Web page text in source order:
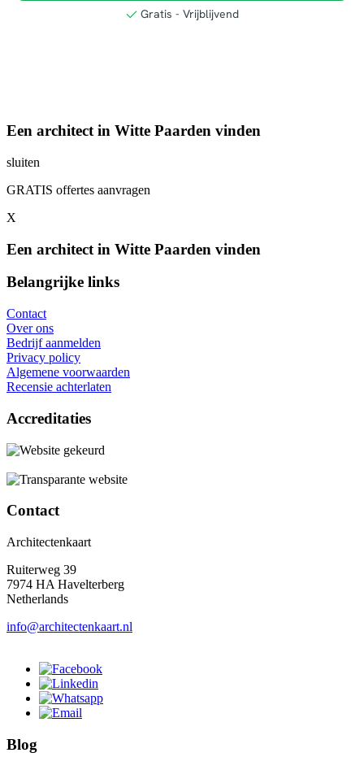
Een architect in Witte Paarden vinden
sluiten
GRATIS offertes aanvragen
X
Een architect in Witte Paarden vinden
Belangrijke links
Contact
Over ons
Bedrijf aanmelden
Privacy policy
Algemene voorwaarden
Recensie achterlaten
Accreditaties
Contact
Architectenkaart
Ruiterweg 39
7974 HA Havelterberg
Netherlands
info@architectenkaart.nl
Blog